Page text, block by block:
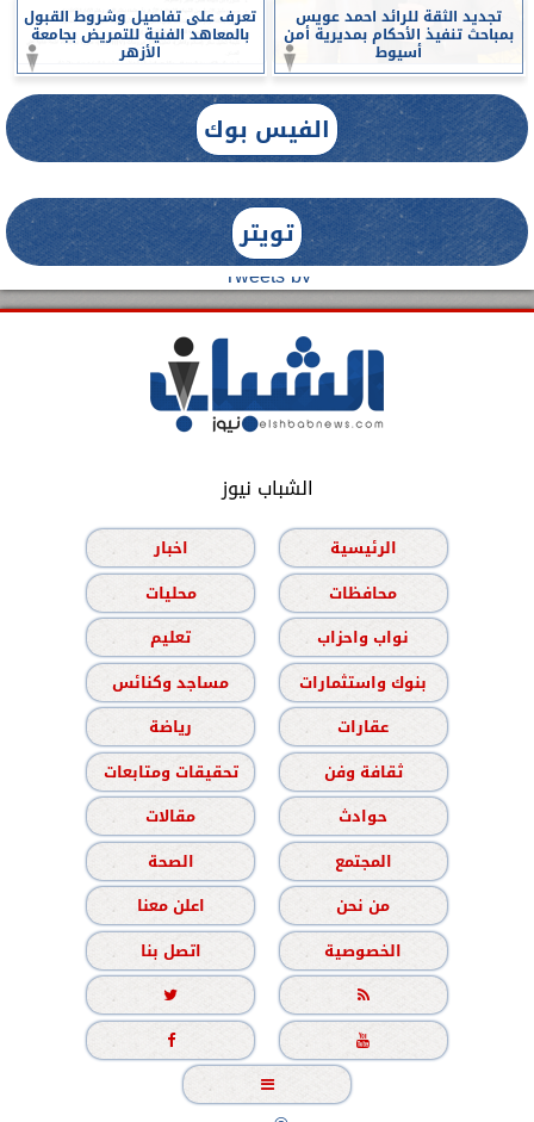
تجديد الثقة للرائد احمد عويس
بمباحث تنفيذ الأحكام بمديرية أمن
أسيوط
تعرف على تفاصيل وشروط القبول
بالمعاهد الفنية للتمريض بجامعة
الأزهر
الفيس بوك
تويتر
Tweets by
الشباب نيوز
الرئيسية
اخبار
محافظات
محليات
نواب واحزاب
تعليم
بنوك واستثمارات
مساجد وكنائس
عقارات
رياضة
ثقافة وفن
تحقيقات ومتابعات
حوادث
مقالات
المجتمع
الصحة
من نحن
اعلن معنا
الخصوصية
اتصل بنا




